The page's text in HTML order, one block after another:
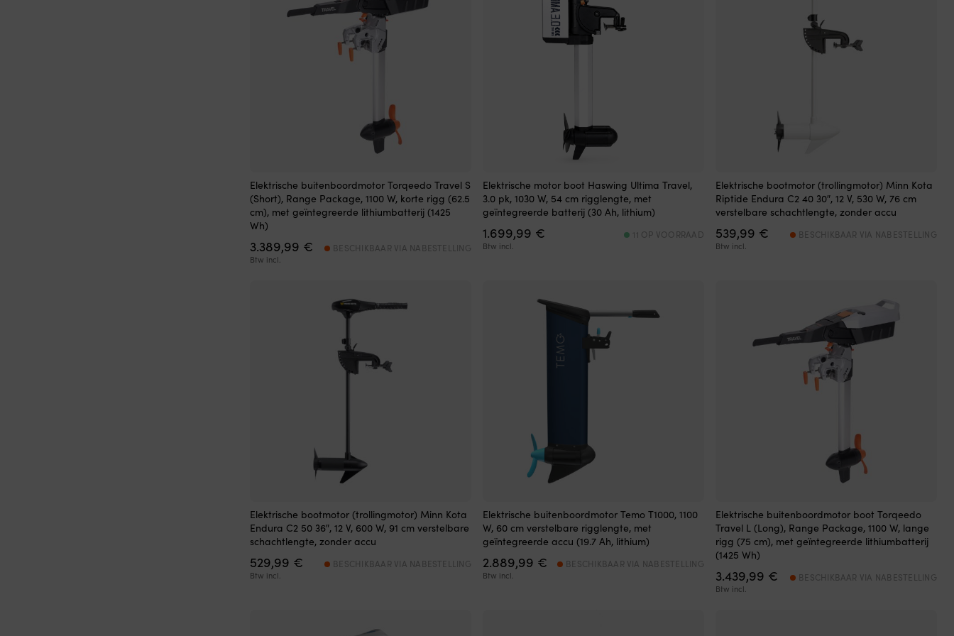
Elektrische buitenboordmotor Torqeedo Travel S
(Short), Range Package, 1100 W, korte rigg (62.5
cm), met geïntegreerde lithiumbatterij (1425
Wh)
3.389,99 €
Btw incl.
BESCHIKBAAR VIA NABESTELLING
Elektrische motor boot Haswing Ultima Travel,
3.0 pk, 1030 W, 54 cm rigglengte, met
geïntegreerde batterij (30 Ah, lithium)
1.699,99 €
Btw incl.
11 OP VOORRAAD
Elektrische bootmotor (trollingmotor) Minn Kota
Riptide Endura C2 40 30″, 12 V, 530 W, 76 cm
verstelbare schachtlengte, zonder accu
539,99 €
Btw incl.
BESCHIKBAAR VIA NABESTELLING
Elektrische bootmotor (trollingmotor) Minn Kota
Endura C2 50 36″, 12 V, 600 W, 91 cm verstelbare
schachtlengte, zonder accu
529,99 €
Btw incl.
BESCHIKBAAR VIA NABESTELLING
Elektrische buitenboordmotor Temo T1000, 1100
W, 60 cm verstelbare rigglengte, met
geïntegreerde accu (19.7 Ah, lithium)
2.889,99 €
Btw incl.
BESCHIKBAAR VIA NABESTELLING
Elektrische buitenboordmotor boot Torqeedo
Travel L (Long), Range Package, 1100 W, lange
rigg (75 cm), met geïntegreerde lithiumbatterij
(1425 Wh)
3.439,99 €
Btw incl.
BESCHIKBAAR VIA NABESTELLING